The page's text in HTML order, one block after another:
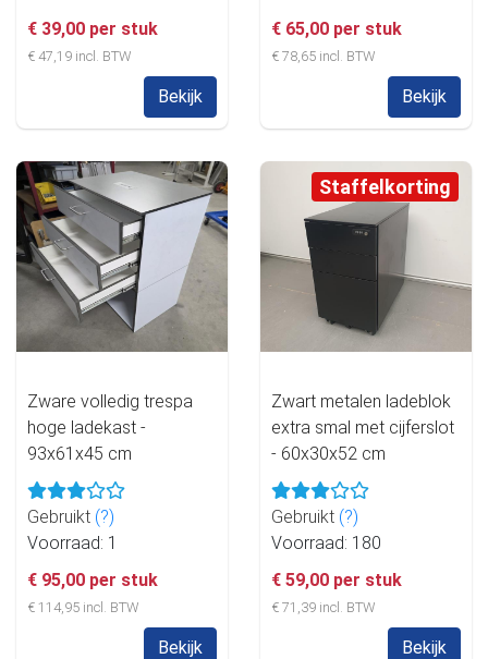
€ 39,00 per stuk
€ 47,19 incl. BTW
Bekijk
€ 65,00 per stuk
€ 78,65 incl. BTW
Bekijk
Zware volledig trespa
hoge ladekast -
93x61x45 cm
Gebruikt (?)
Voorraad: 1
€ 95,00 per stuk
€ 114,95 incl. BTW
Bekijk
Staffelkorting
Zwart metalen ladeblok
extra smal met cijferslot
- 60x30x52 cm
Gebruikt (?)
Voorraad: 180
€ 59,00 per stuk
€ 71,39 incl. BTW
Bekijk